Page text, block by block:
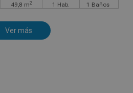
49,8 m2 1 Hab. 1 Baños